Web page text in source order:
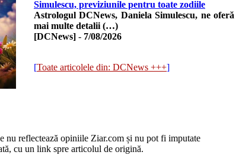
Simulescu, previziunile pentru toate zodiile
Astrologul DCNews, Daniela Simulescu, ne oferă
mai multe detalii (…)
[DCNews] - 7/08/2026
[Toate articolele din: DCNews +++]
nu reflectează opiniile Ziar.com și nu pot fi imputate
cu un link spre articolul de origină.